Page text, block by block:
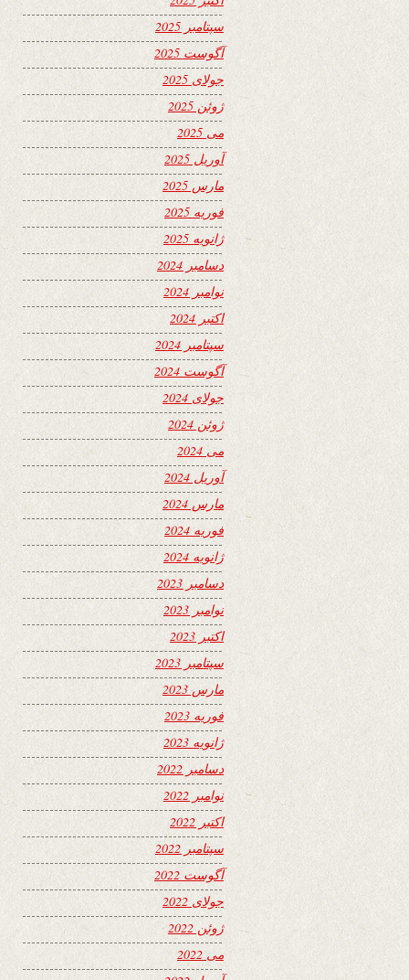
سپتامبر 2025
آگوست 2025
جولای 2025
ژوئن 2025
می 2025
آوریل 2025
مارس 2025
فوریه 2025
ژانویه 2025
دسامبر 2024
نوامبر 2024
اکتبر 2024
سپتامبر 2024
آگوست 2024
جولای 2024
ژوئن 2024
می 2024
آوریل 2024
مارس 2024
فوریه 2024
ژانویه 2024
دسامبر 2023
نوامبر 2023
اکتبر 2023
سپتامبر 2023
مارس 2023
فوریه 2023
ژانویه 2023
دسامبر 2022
نوامبر 2022
اکتبر 2022
سپتامبر 2022
آگوست 2022
جولای 2022
ژوئن 2022
می 2022